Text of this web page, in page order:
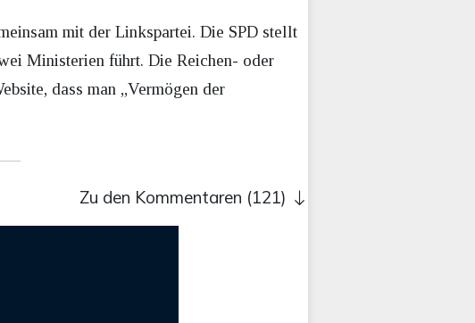
mit der Linkspartei. Die SPD stellt
Ministerien führt. Die Reichen- oder
dass man „Vermögen der
Zu den Kommentaren (121)